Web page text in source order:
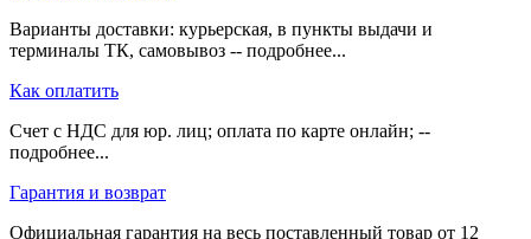
Варианты доставки: курьерская, в пункты выдачи и
терминалы ТК, самовывоз -- подробнее...
Как оплатить
Счет с НДС для юр. лиц; оплата по карте онлайн; --
подробнее...
Гарантия и возврат
Официальная гарантия на весь поставленный товар от 12